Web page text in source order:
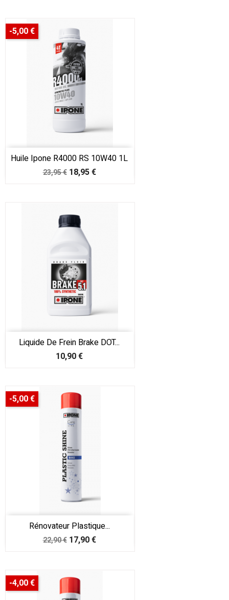
Huile Ipone R4000 RS 10W40 1L
Prix
23,95 € Prix
18,95 €
-5,00 €
Liquide De Frein Brake DOT...
Prix
10,90 €
Rénovateur Plastique...
Prix
22,90 € Prix
17,90 €
-5,00 €
-4,00 €